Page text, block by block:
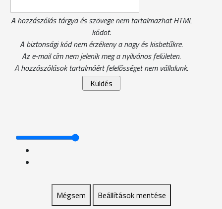
A hozzászólás tárgya és szövege nem tartalmazhat HTML
kódot.
A biztonsági kód nem érzékeny a nagy és kisbetűkre.
Az e-mail cím nem jelenik meg a nyilvános felületen.
A hozzászólások tartalmáért felelősséget nem vállalunk.
Mégsem Beállítások mentése